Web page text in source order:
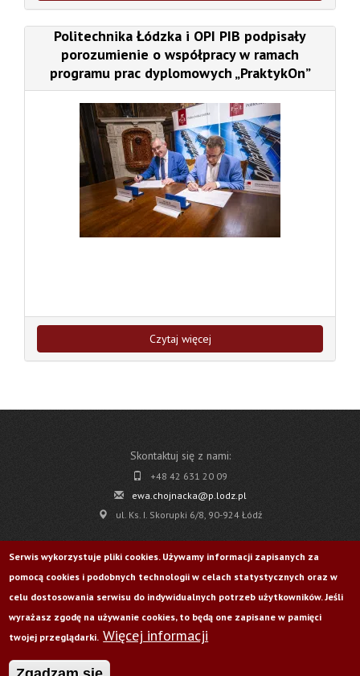
Politechnika Łódzka i OPI PIB podpisały
porozumienie o współpracy w ramach
programu prac dyplomowych „PraktykOn”
Czytaj więcej
Skontaktuj się z nami:
+48 42 631 20 09
ewa.chojnacka@p.lodz.pl
ul. Ks. I. Skorupki 6/8, 90-924 Łódź
Pobierz
Życie Uczelni nr 176
Odwiedź nas na:
Serwis wykorzystuje pliki cookies. Używamy informacji zapisanych za
pomocą cookies i podobnych technologii w celach statystycznych oraz w
celu dostosowania serwisu do indywidualnych potrzeb użytkowników. Jeśli
wyrażasz zgodę na używanie cookies, to będą one zapisane w pamięci
twojej przeglądarki. Więcej informacji